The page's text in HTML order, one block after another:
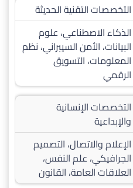
التخصصات التقنية الحديثة
الذكاء الاصطناعي، علوم
البيانات، الأمن السيبراني، نظم
المعلومات، التسويق
الرقمي
التخصصات الإنسانية
والإبداعية
الإعلام والاتصال، التصميم
الجرافيكي، علم النفس،
العلاقات العامة، القانون